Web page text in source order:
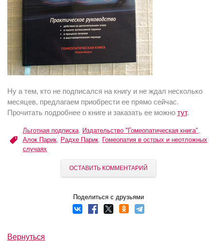
Ну а тем, кто не подписался на книгу и не ждал несколько
месяцев, предлагаем приобрести ее прямо сейчас.
Прочитать подробнее о книге и заказать ее можно тут.
Льготная подписка, Издательство "Гомеопатическая книга",
Алок Парик, Радхе Парик, Гомеопатия в острых и неотложных
случаях
ОСТАВИТЬ КОММЕНТАРИЙ
Поделиться с друзьями
Вернуться